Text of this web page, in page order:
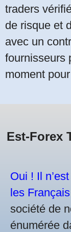
traders
de risque et
avec un
fournisseurs
moment
Est-Forex
Oui ! Il
les
société de
énumérée